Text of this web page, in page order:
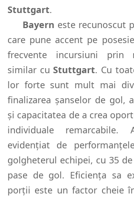
Stuttgart.
Bayern este recunoscut
care pune accent pe
frecvente incursiuni prin
similar cuStuttgart. Cu
lor forte sunt mult mai
finalizarea șanselor de gol,
și capacitatea de a crea
individuale
evidențiat de
golgheterul echipei, cu 35
pase de gol. Eficiența sa
porții este un factor cheie